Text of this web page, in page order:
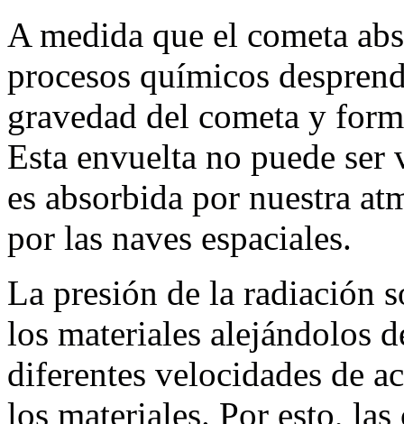
A medida que el cometa
procesos químicos
gravedad del cometa y
Esta envuelta no puede
es absorbida por nuestra
por las naves espaciales.
La presión de la radiación
los materiales alejándolos
diferentes velocidades de
los materiales. Por esto,